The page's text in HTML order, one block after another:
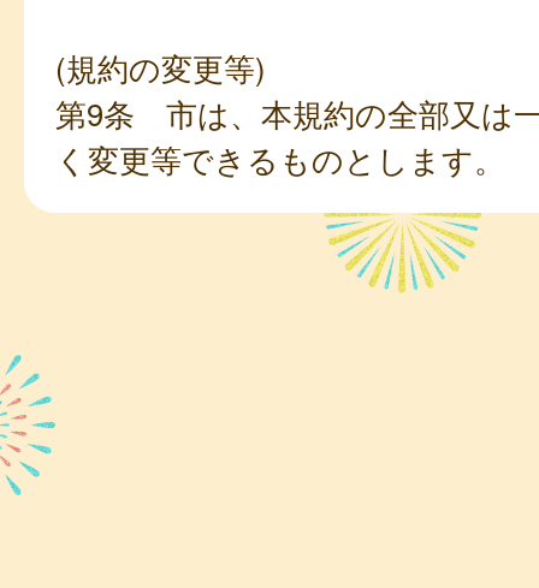
(規約の変更等)
第9条 市は、本規約の全部又は
く変更等できるものとします。